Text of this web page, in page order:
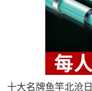
十大名牌鱼竿北沧